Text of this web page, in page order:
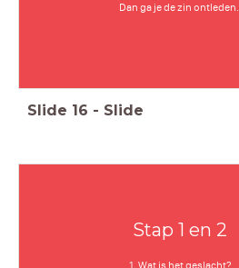
Dan ga je de zin ontleden.
Slide 16 - Slide
Stap 1 en 2
1. Wat is het geslacht?